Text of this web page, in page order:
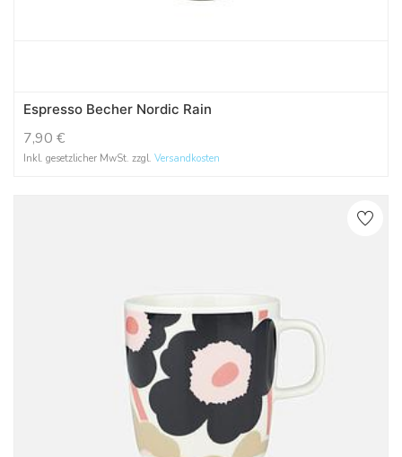
Espresso Becher Nordic Rain
7,90 €
Inkl. gesetzlicher MwSt. zzgl. Versandkosten